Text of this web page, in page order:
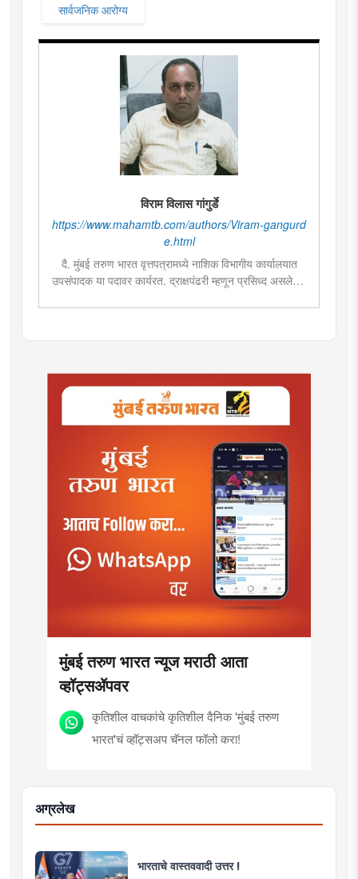
सार्वजनिक आरोग्य
विराम विलास गांगुर्डे
https://www.mahamtb.com/authors/Viram-gangurd
e.html
दै. मुंबई तरुण भारत वृत्तपत्रामध्ये नाशिक विभागीय कार्यालयात
उपसंपादक या पदावर कार्यरत. द्राक्षपंढरी म्हणून प्रसिध्द असलेल्या
तेथेच बी. कॉम. ही पदवी, तर वृत्तपत्रविद्या आणि जनसंज्ञापन
मुंबई तरुण भारत न्यूज मराठी आता
व्हॉट्सॲपवर
कृतिशील वाचकांचे कृतिशील दैनिक 'मुंबई तरुण
भारत'चं व्हॉट्सअप चॅनल फॉलो करा!
अग्रलेख
भारताचे वास्तववादी उत्तर !